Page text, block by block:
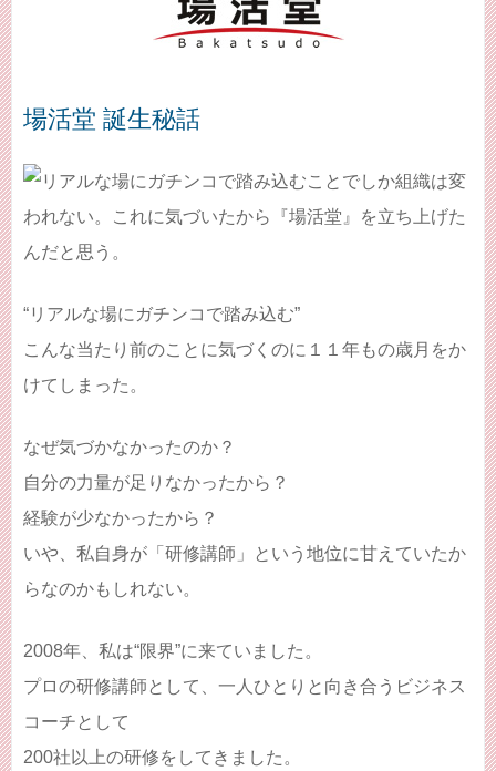
場活堂 誕生秘話
“リアルな場にガチンコで踏み込む”
こんな当たり前のことに気づくのに１１年もの歳月をか
けてしまった。
なぜ気づかなかったのか？
自分の力量が足りなかったから？
経験が少なかったから？
いや、私自身が「研修講師」という地位に甘えていたか
らなのかもしれない。
2008年、私は“限界”に来ていました。
プロの研修講師として、一人ひとりと向き合うビジネス
コーチとして
200社以上の研修をしてきました。